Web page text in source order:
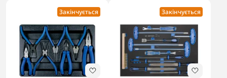
Закінчується Закінчується